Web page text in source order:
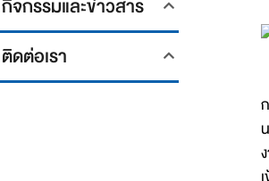
กิจกรรมและข่าวสาร
ติดต่อเรา